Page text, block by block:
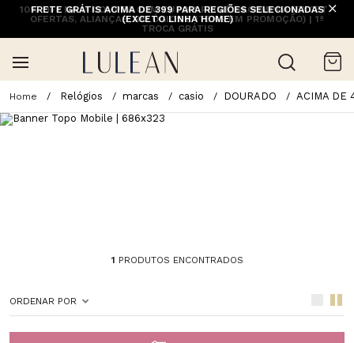
10% OFF NA 1ª COMPRA COM CUPOM PRIMEIRACOMPRA (EXCETO
OFERTAS, ALIANÇAS, RELÓGIOS E ITENS EM PROMOÇÃO) | 1ª
TROCA GRÁTIS
FRETE GRÁTIS ACIMA DE 399 PARA REGIÕES SELECIONADAS
(EXCETO LINHA HOME)
Relógios marcas casio DOURADO ACIMA DE
1 PRODUTOS ENCONTRADOS
ORDENAR POR